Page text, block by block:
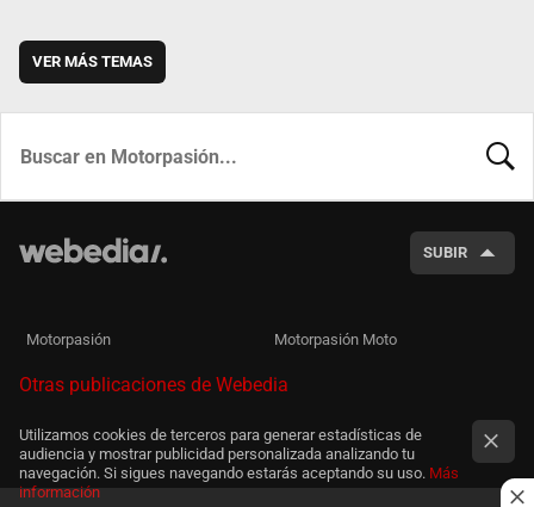
VER MÁS TEMAS
SUBIR
Motorpasión Motorpasión Moto
Otras publicaciones de Webedia
Utilizamos cookies de terceros para generar estadísticas de
audiencia y mostrar publicidad personalizada analizando tu
navegación. Si sigues navegando estarás aceptando su uso. Más
información